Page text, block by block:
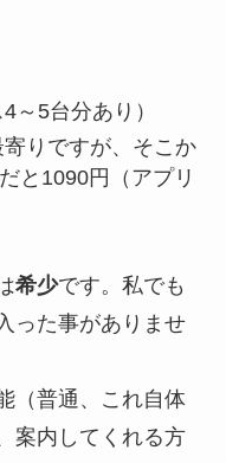
～5台分あり）
りですが、そこか
と1090円（アプリ
希少です。私でも
った事がありませ
（普通、これ自体
案内してくれる方